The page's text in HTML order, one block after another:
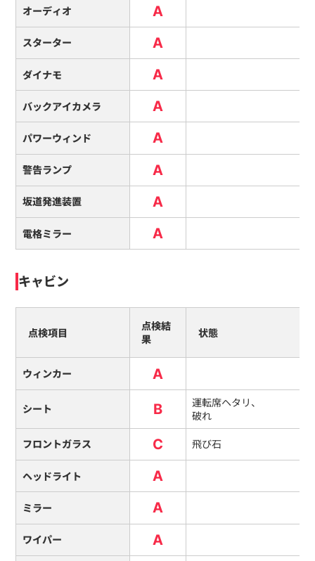
オーディオ A
スターター A
ダイナモ A
バックアイカメラ A
パワーウィンド A
警告ランプ A
坂道発進装置 A
電格ミラー A
キャビン
点検項目
点検結
果
状態
ウィンカー A
シート B
運転席ヘタリ、
破れ
フロントガラス C 飛び石
ヘッドライト A
ミラー A
ワイパー A